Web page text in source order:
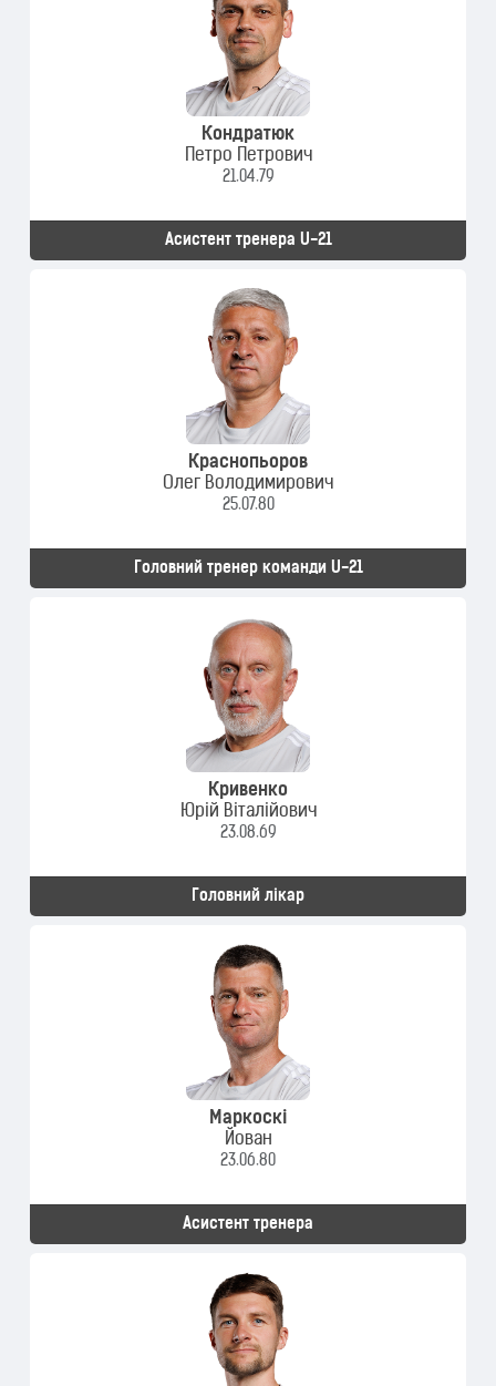
Кондратюк
Петро Петрович
21.04.79
Асистент тренера U-21
Краснопьоров
Олег Володимирович
25.07.80
Головний тренер команди U-21
Кривенко
Юрій Віталійович
23.08.69
Головний лікар
Маркоскі
Йован
23.06.80
Асистент тренера